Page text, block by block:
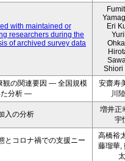
with maintained or
researchers during the
of archived survey data
Eri
Shiori
観の関連要因 ― 全国規模
た分析 ―
安齋寿
川
入の分析
増井正
宇
とコロナ禍での支援ニー
高橋裕
藤瑠華,
太